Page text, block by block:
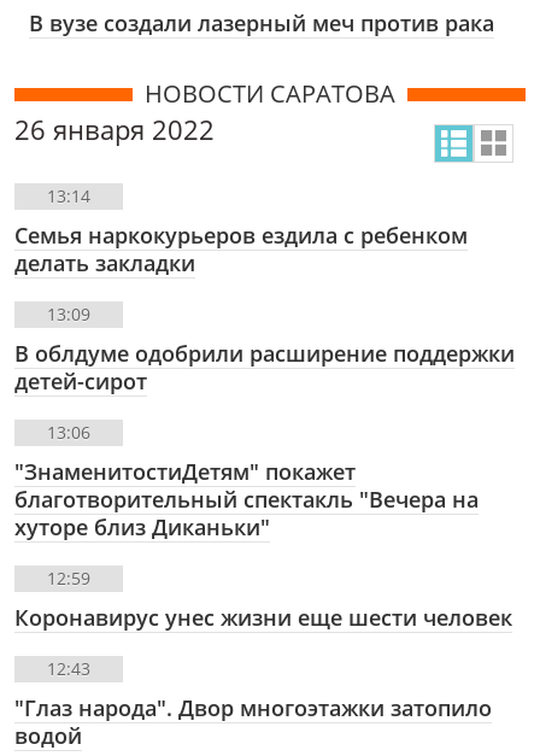
В вузе создали лазерный меч против рака
НОВОСТИ САРАТОВА
26 января 2022
13:14
Семья наркокурьеров ездила с ребенком
делать закладки
13:09
В облдуме одобрили расширение поддержки
детей-сирот
13:06
"ЗнаменитостиДетям" покажет
благотворительный спектакль "Вечера на
хуторе близ Диканьки"
12:59
Коронавирус унес жизни еще шести человек
12:43
"Глаз народа". Двор многоэтажки затопило
водой